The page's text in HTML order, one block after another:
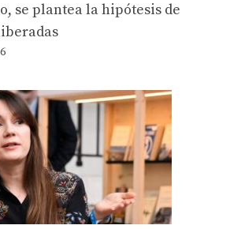
se plantea la hipótesis de